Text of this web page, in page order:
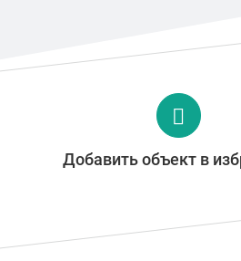
Добавить объект в